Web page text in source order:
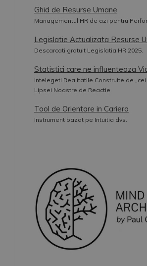
Ghid de Resurse Umane
Managementul HR de azi pentru
Legislatie Actualizata Resurse
Descarcati gratuit Legislatia HR 2025.
Statistici care ne influenteaza
Intelegeti Realitatile Construite de
Lipsei Noastre de Reactie.
Tool de Orientare in Cariera
Instrument bazat pe Intuitia dvs.